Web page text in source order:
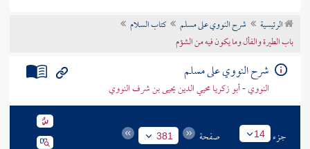
تراجم الأعلام
الرئيسية شرح النووي على مسلم
كتاب السلام
باب الطيرة والفأل وما يكون فيه من الشؤم
شرح النووي على مسلم
النووي - أبو زكريا محيي الدين يحيى بن شرف النووي
جزء 14 صفحة 381